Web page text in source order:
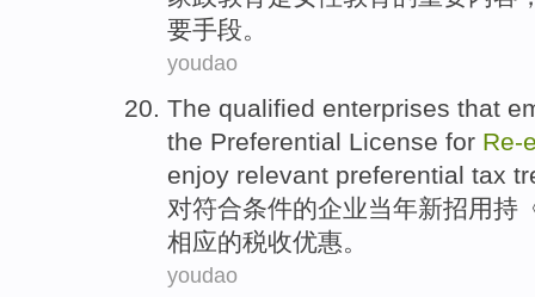
要手段。
youdao
The qualified enterprises that
the Preferential License for Re-
enjoy relevant preferential tax
对符合条件的企业当年新招用持
相应的税收优惠。
youdao